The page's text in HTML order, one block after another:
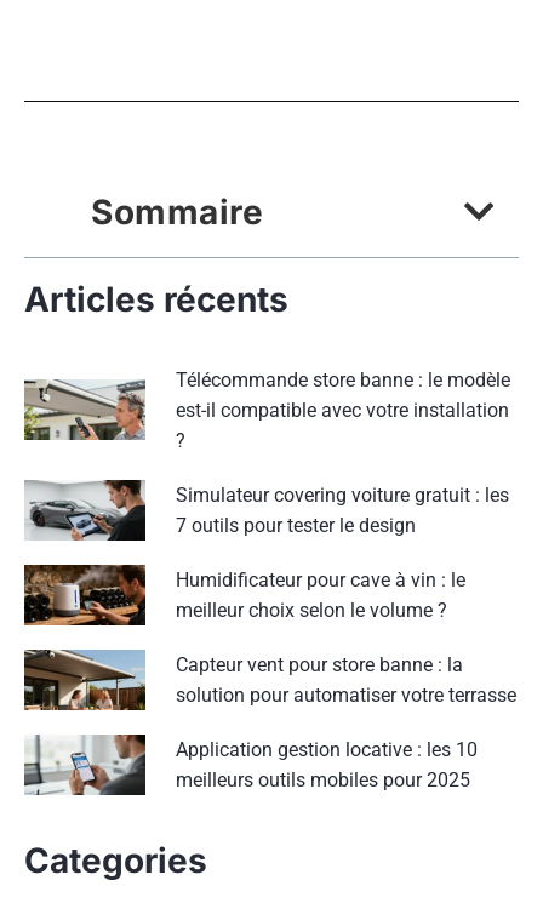
Sommaire
Articles récents
Télécommande store banne : le modèle
est-il compatible avec votre installation
?
Simulateur covering voiture gratuit : les
7 outils pour tester le design
Humidificateur pour cave à vin : le
meilleur choix selon le volume ?
Capteur vent pour store banne : la
solution pour automatiser votre terrasse
Application gestion locative : les 10
meilleurs outils mobiles pour 2025
Categories